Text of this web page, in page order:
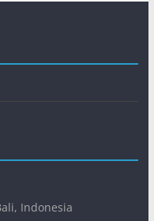
Indonesia